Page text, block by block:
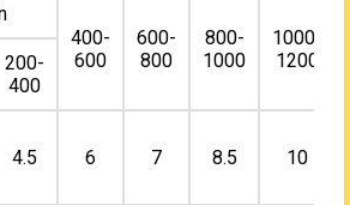
400-
600
600-
800
800-
1000
1000-
1200
200-
400
4.5 6 7 8.5 10